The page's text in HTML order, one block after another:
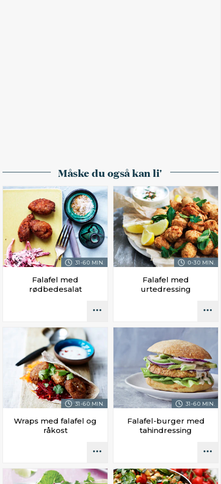
Måske du også kan li'
31-60 MIN.
Falafel med
rødbedesalat
0-30 MIN.
Falafel med
urtedressing
31-60 MIN.
Wraps med falafel og
råkost
31-60 MIN.
Falafel-burger med
tahindressing